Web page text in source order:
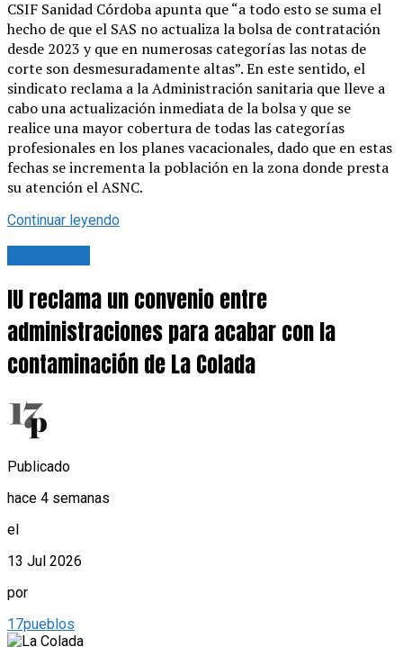
CSIF Sanidad Córdoba apunta que “a todo esto se suma el
hecho de que el SAS no actualiza la bolsa de contratación
desde 2023 y que en numerosas categorías las notas de
corte son desmesuradamente altas”. En este sentido, el
sindicato reclama a la Administración sanitaria que lleve a
cabo una actualización inmediata de la bolsa y que se
realice una mayor cobertura de todas las categorías
profesionales en los planes vacacionales, dado que en estas
fechas se incrementa la población en la zona donde presta
su atención el ASNC.
Continuar leyendo
IU reclama un convenio entre
administraciones para acabar con la
contaminación de La Colada
Publicado
hace 4 semanas
el
13 Jul 2026
por
17pueblos